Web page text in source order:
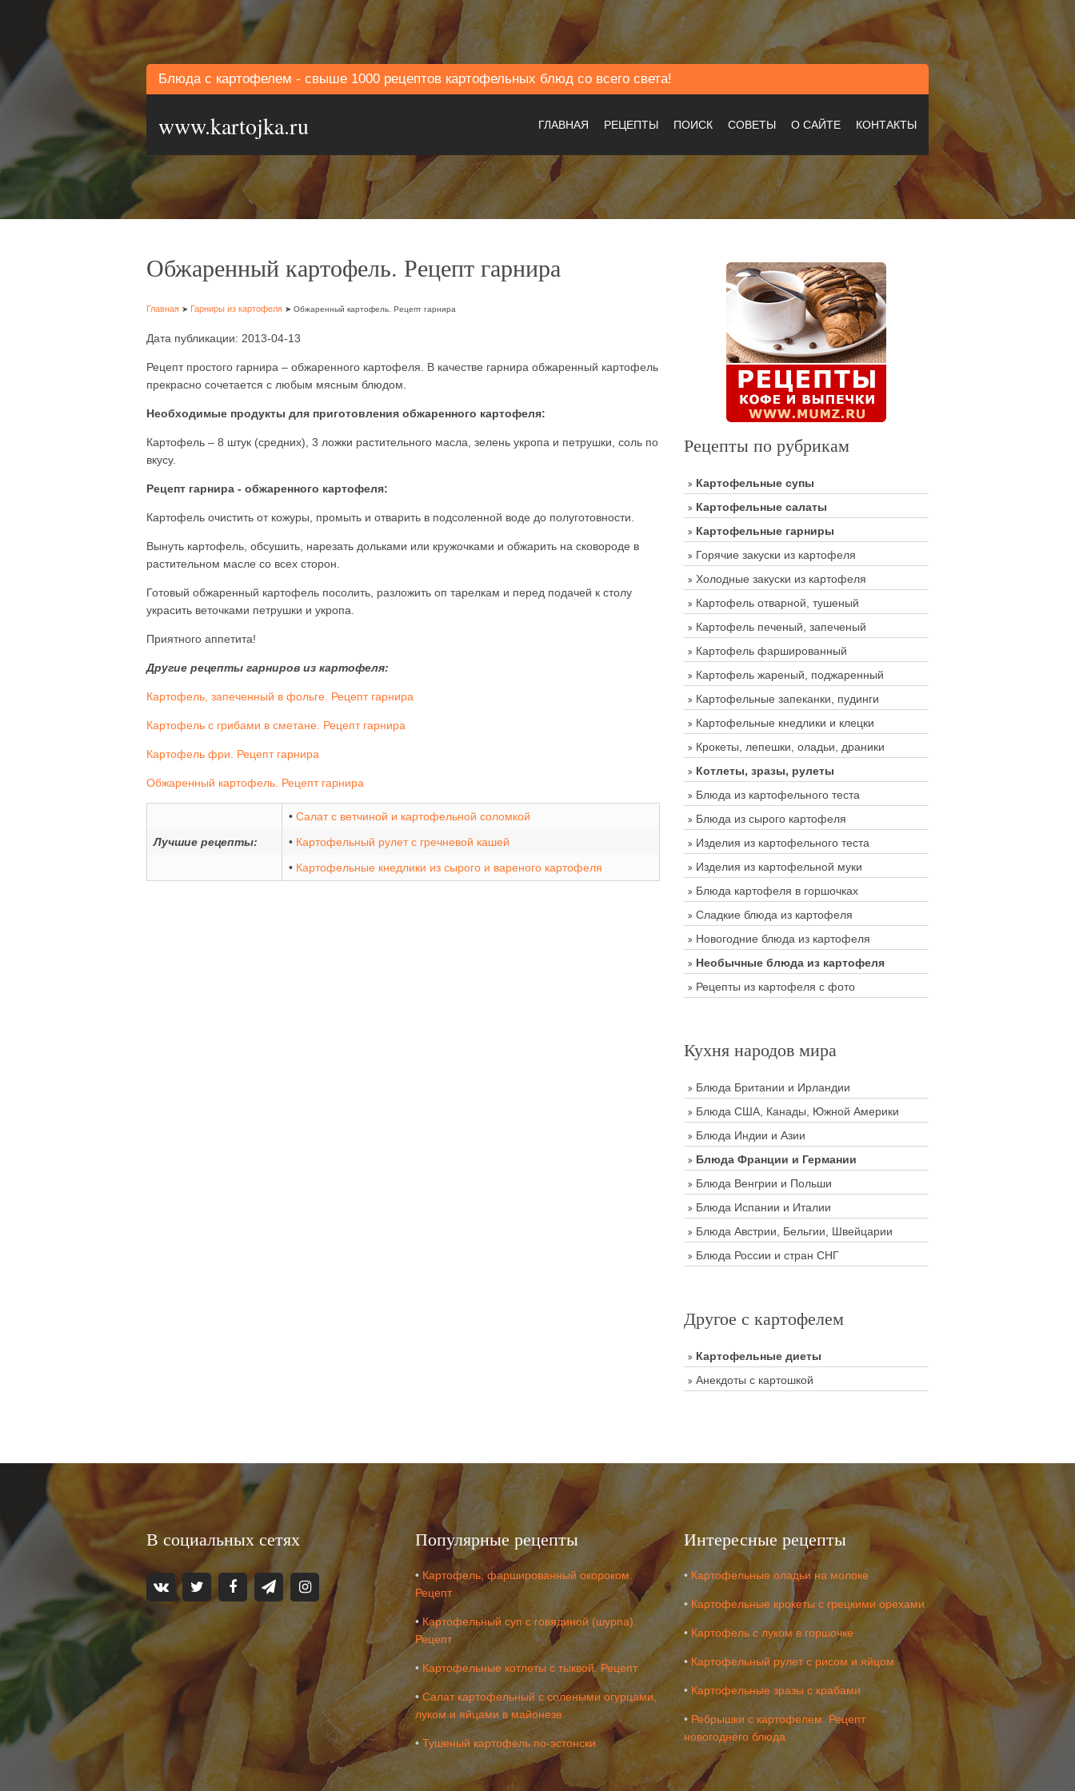
Блюда с картофелем - свыше 1000 рецептов картофельных блюд со всего света!
www.kartojka.ru ГЛАВНАЯ РЕЦЕПТЫ ПОИСК СОВЕТЫ О САЙТЕ КОНТАКТЫ
Обжаренный картофель. Рецепт гарнира
Главная ➤ Гарниры из картофеля ➤ Обжаренный картофель. Рецепт гарнира
Дата публикации: 2013-04-13
Рецепт простого гарнира – обжаренного картофеля. В качестве гарнира обжаренный картофель
прекрасно сочетается с любым мясным блюдом.
Необходимые продукты для приготовления обжаренного картофеля:
Картофель – 8 штук (средних), 3 ложки растительного масла, зелень укропа и петрушки, соль по
вкусу.
Рецепт гарнира - обжаренного картофеля:
Картофель очистить от кожуры, промыть и отварить в подсоленной воде до полуготовности.
Вынуть картофель, обсушить, нарезать дольками или кружочками и обжарить на сковороде в
растительном масле со всех сторон.
Готовый обжаренный картофель посолить, разложить оп тарелкам и перед подачей к столу
украсить веточками петрушки и укропа.
Приятного аппетита!
Другие рецепты гарниров из картофеля:
Картофель, запеченный в фольге. Рецепт гарнира
Картофель с грибами в сметане. Рецепт гарнира
Картофель фри. Рецепт гарнира
Обжаренный картофель. Рецепт гарнира
• Салат с ветчиной и картофельной соломкой
Лучшие рецепты:
• Картофельный рулет с гречневой кашей
• Картофельные кнедлики из сырого и вареного картофеля
Рецепты по рубрикам
Картофельные супы
Картофельные салаты
Картофельные гарниры
Горячие закуски из картофеля
Холодные закуски из картофеля
Картофель отварной, тушеный
Картофель печеный, запеченый
Картофель фаршированный
Картофель жареный, поджаренный
Картофельные запеканки, пудинги
Картофельные кнедлики и клецки
Крокеты, лепешки, оладьи, драники
Котлеты, зразы, рулеты
Блюда из картофельного теста
Блюда из сырого картофеля
Изделия из картофельного теста
Изделия из картофельной муки
Блюда картофеля в горшочках
Сладкие блюда из картофеля
Новогодние блюда из картофеля
Необычные блюда из картофеля
Рецепты из картофеля с фото
Кухня народов мира
Блюда Британии и Ирландии
Блюда США, Канады, Южной Америки
Блюда Индии и Азии
Блюда Франции и Германии
Блюда Венгрии и Польши
Блюда Испании и Италии
Блюда Австрии, Бельгии, Швейцарии
Блюда России и стран СНГ
Другое с картофелем
Картофельные диеты
Анекдоты с картошкой
В социальных сетях Популярные рецепты
• Картофель, фаршированный окороком.
Рецепт
• Картофельный суп с говядиной (шурпа).
Рецепт
• Картофельные котлеты с тыквой. Рецепт
• Салат картофельный с солеными огурцами,
луком и яйцами в майонезе
•Тушеный картофель по-эстонски
Интересные рецепты
• Картофельные оладьи на молоке
• Картофельные крокеты с грецкими орехами
• Картофель с луком в горшочке
• Картофельный рулет с рисом и яйцом
• Картофельные зразы с крабами
• Ребрышки с картофелем. Рецепт
новогоднего блюда